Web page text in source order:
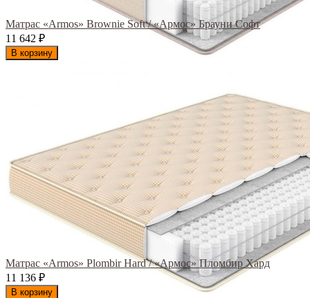
Матрас «Armos» Brownie Soft / «Армос» Брауни Софт
11 642 ₽
В корзину
Матрас «Armos» Plombir Hard / «Армос» Пломбир Хард
11 136 ₽
В корзину